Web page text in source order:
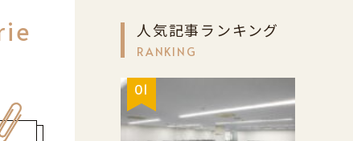
人気記事ランキング
RANKING
01